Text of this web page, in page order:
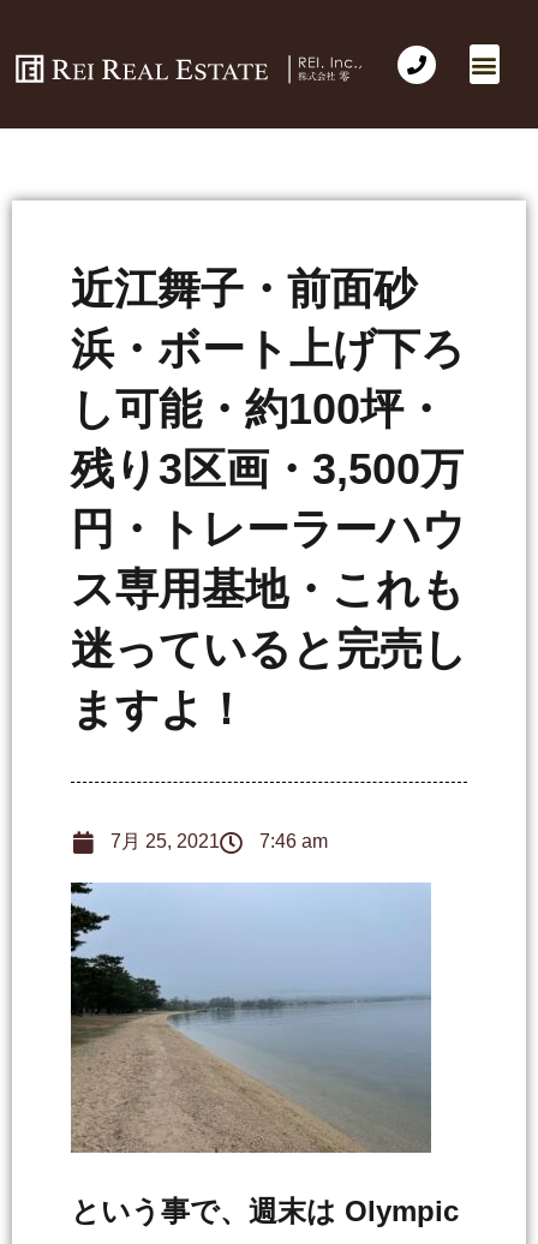
近江舞子・前面砂
浜・ボート上げ下ろ
し可能・約100坪・
残り3区画・3,500万
円・トレーラーハウ
ス専用基地・これも
迷っていると完売し
ますよ！
7月 25, 2021 7:46 am
という事で、週末は Olympic